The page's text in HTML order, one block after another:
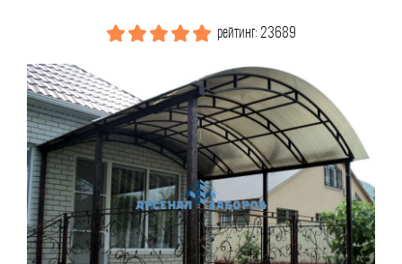
рейтинг: 23689